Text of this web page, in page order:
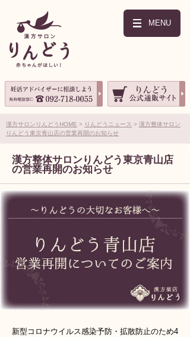
MENU
漢方サロンりんどうHOME りんどうニュース
漢方整体サロン
りんどう東京青山店の営業再開のお知らせ
漢方整体サロンりんどう東京青山店
の営業再開のお知らせ
新型コロナウイルス感染予防・拡散防止のため4